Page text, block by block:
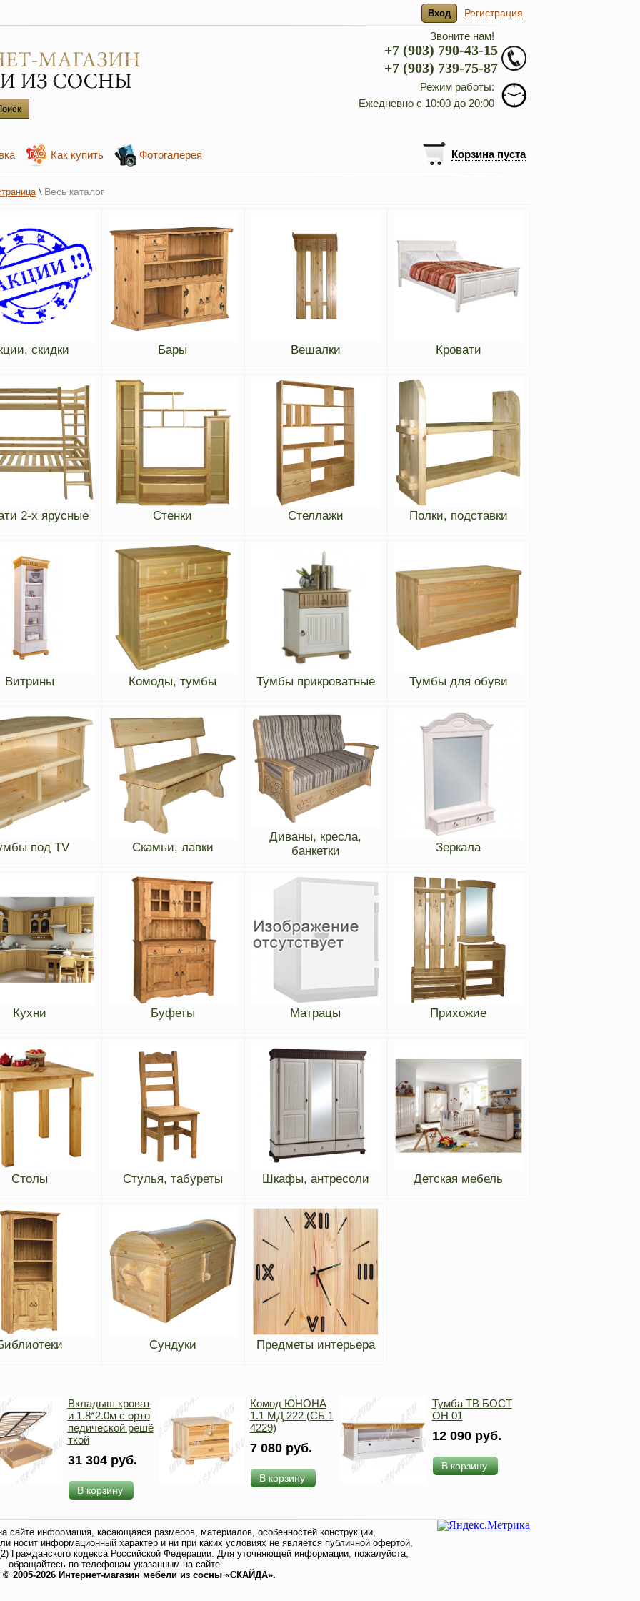
Вход Регистрация
Звоните нам!
+7 (903) 790-43-15
+7 (903) 739-75-87
Режим работы:
Ежедневно с 10:00 до 20:00
Как купить Фотогалерея Корзина пуста
\ Весь каталог
скидки Бары Вешалки Кровати
2-х ярусные Стенки Стеллажи Полки, подставки
Витрины Комоды, тумбы Тумбы прикроватные Тумбы для обуви
под TV Скамьи, лавки
Диваны, кресла,
банкетки
Зеркала
Кухни Буфеты Матрацы Прихожие
Столы Стулья, табуреты Шкафы, антресоли Детская мебель
Сундуки Предметы интерьера
Вкладыш кроват
и 1.8*2.0м с орто
педической решё
ткой
31 304 руб.
В корзину
Комод ЮНОНА
1.1 МД 222 (СБ 1
4229)
7 080 руб.
В корзину
Тумба ТВ БОСТ
ОН 01
12 090 руб.
В корзину
сайте информация, касающаяся размеров, материалов, особенностей конструкции,
носит информационный характер и ни при каких условиях не является публичной офертой,
Гражданского кодекса Российской Федерации. Для уточняющей информации, пожалуйста,
обращайтесь по телефонам указанным на сайте.
2005-2026 Интернет-магазин мебели из сосны «СКАЙДА».